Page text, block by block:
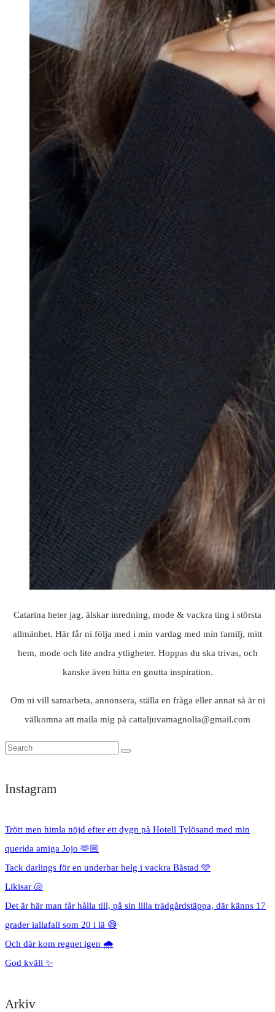
Catarina heter jag, älskar inredning, mode & vackra ting i största
allmänhet. Här får ni följa med i min vardag med min familj, mitt
hem, mode och lite andra ytligheter. Hoppas du ska trivas, och
kanske även hitta en gnutta inspiration.
Om ni vill samarbeta, annonsera, ställa en fråga eller annat så är ni
välkomna att maila mig på cattaljuvamagnolia@gmail.com
Instagram
Trött men himla nöjd efter ett dygn på Hotell Tylösand med min
querida amiga Jojo 🫶🏼
Tack darlings för en underbar helg i vackra Båstad 🩵
Likisar 🐚
Det är här man får hålla till, på sin lilla trädgårdstäppa, där känns 17
grader iallafall som 20 i lä 😅
Och där kom regnet igen 🌧️
God kväll ✨
Arkiv